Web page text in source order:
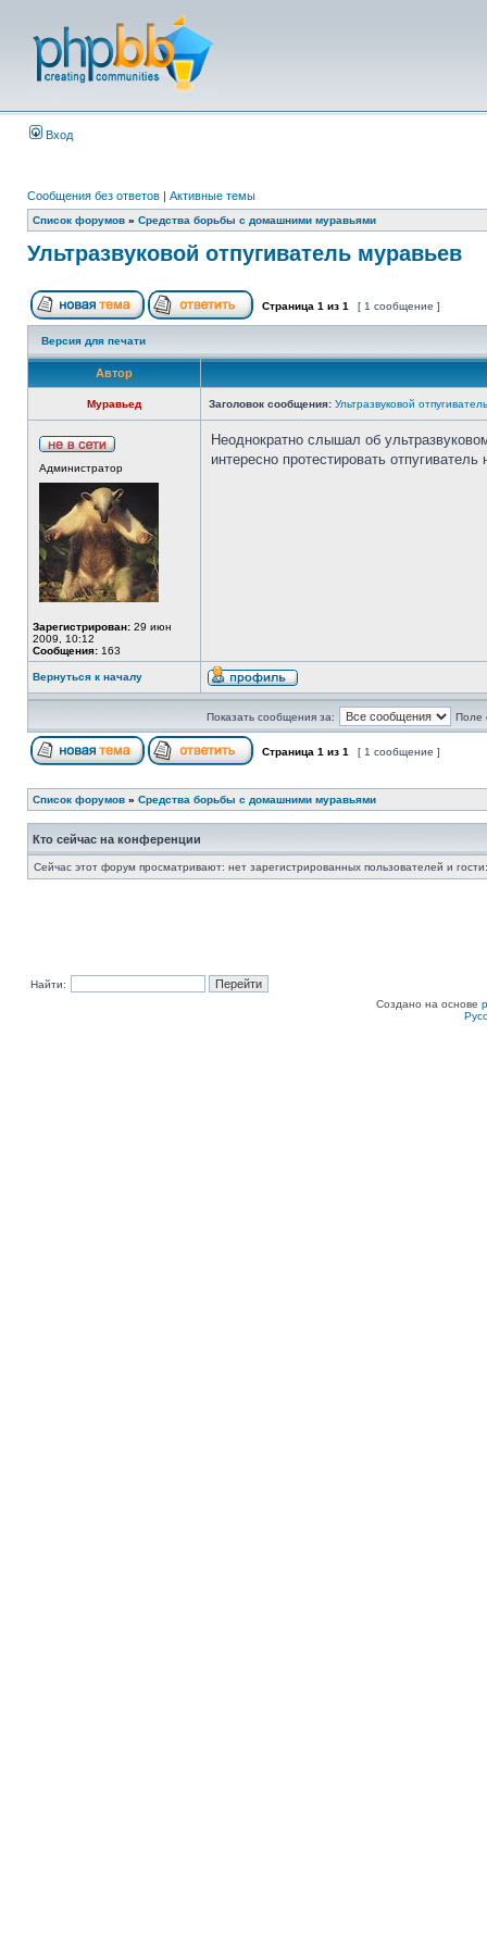
Вход
Сообщения без ответов | Активные темы
Список форумов » Средства борьбы с домашними муравьями
Ультразвуковой отпугиватель муравьев
Страница 1 из 1 [ 1 сообщение ]
Версия для печати
Автор
Муравьед Заголовок сообщения: Ультразвуковой
Администратор
Зарегистрирован: 29 июн
2009, 10:12
Сообщения: 163
Неоднократно слышал об
интересно протестировать
Вернуться к началу
Показать сообщения за: Поле
Страница 1 из 1 [ 1 сообщение ]
Список форумов » Средства борьбы с домашними муравьями
Кто сейчас на конференции
Сейчас этот форум просматривают: нет зарегистрированных пользователей и
Найти:
Создано на основе